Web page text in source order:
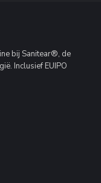
bij Sanitear®, de
Inclusief EUIPO